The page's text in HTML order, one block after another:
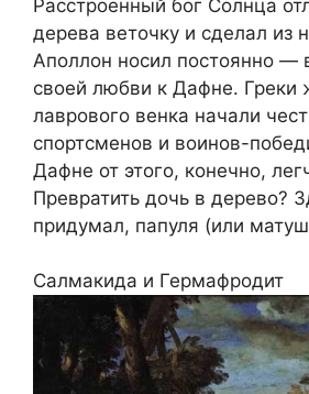
Расстроенный бог Солнца
дерева веточку и сделал из
Аполлон носил постоянно —
своей любви к Дафне.
лаврового венка начали
спортсменов и воинов-
Дафне от этого, конечно,
Превратить дочь в дерево?
придумал, папуля (или
Салмакида и Гермафродит